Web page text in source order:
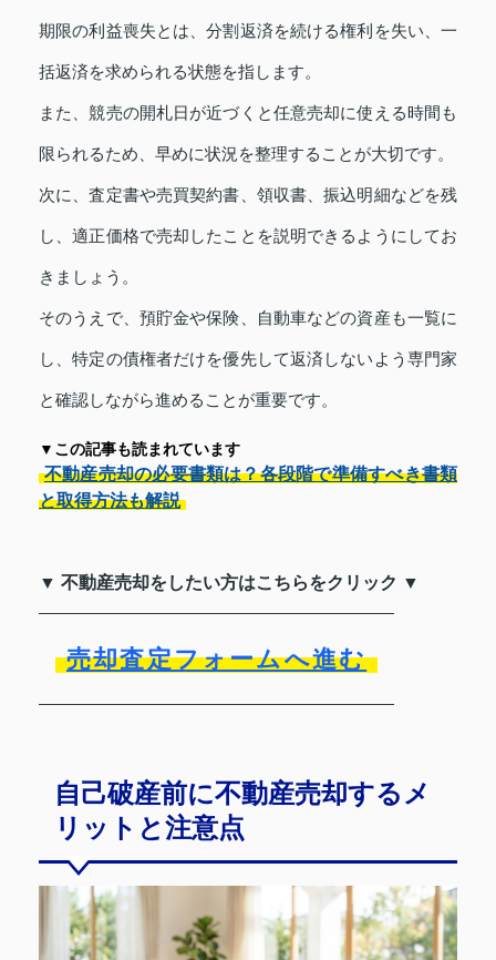
期限の利益喪失とは、分割返済を続ける権利を失い、一
括返済を求められる状態を指します。
また、競売の開札日が近づくと任意売却に使える時間も
限られるため、早めに状況を整理することが大切です。
次に、査定書や売買契約書、領収書、振込明細などを残
し、適正価格で売却したことを説明できるようにしてお
きましょう。
そのうえで、預貯金や保険、自動車などの資産も一覧に
し、特定の債権者だけを優先して返済しないよう専門家
と確認しながら進めることが重要です。
▼この記事も読まれています
不動産売却の必要書類は？各段階で準備すべき書類
と取得方法も解説
▼ 不動産売却をしたい方はこちらをクリック ▼
売却査定フォームへ進む
自己破産前に不動産売却するメ
リットと注意点